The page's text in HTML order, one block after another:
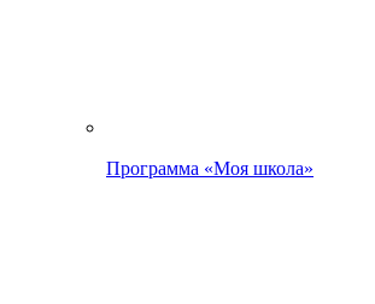
Программа «Моя школа»